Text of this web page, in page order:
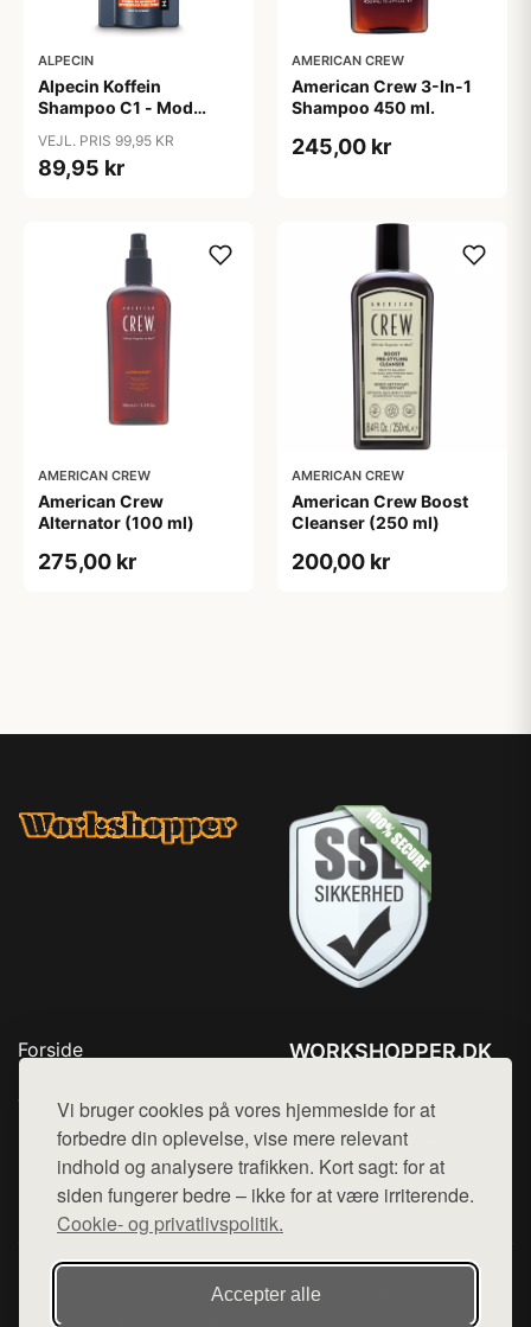
Vi bruger cookies på vores hjemmeside for at
forbedre din oplevelse, vise mere relevant
indhold og analysere trafikken. Kort sagt: for at
siden fungerer bedre – ikke for at være irriterende.
Cookie- og privatlivspolitik.
Accepter alle
ALPECIN
Alpecin Koffein
Shampoo C1 - Mod
VEJL. PRIS 99,95 KR
89,95 kr
AMERICAN CREW
American Crew 3-In-1
Shampoo 450 ml.
245,00 kr
AMERICAN CREW
American Crew
Alternator (100 ml)
275,00 kr
AMERICAN CREW
American Crew Boost
Cleanser (250 ml)
200,00 kr
Forside
Top Rabatter
Kontakt
WORKSHOPPER.DK
Mail: hej@want.dk
Cookie- og privatlivspolitik
Denne side er en del af want.dk, der udgiver en række
hjemmesider med præsentation af forskellige produkter fra